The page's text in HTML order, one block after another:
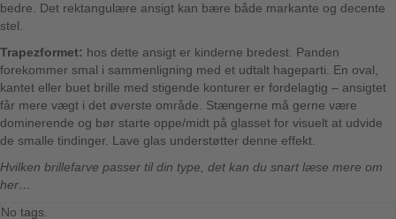
bedre. Det rektangulære ansigt kan bære både markante og decente
stel.
Trapezformet: hos dette ansigt er kinderne bredest. Panden
forekommer smal i sammenligning med et udtalt hageparti. En oval,
kantet eller buet brille med stigende konturer er fordelagtig – ansigtet
får mere vægt i det øverste område. Stængerne må gerne være
dominerende og bør starte oppe/midt på glasset for visuelt at udvide
de smalle tindinger. Lave glas understøtter denne effekt.
Hvilken brillefarve passer til din type, det kan du snart læse mere om
her…
No tags.